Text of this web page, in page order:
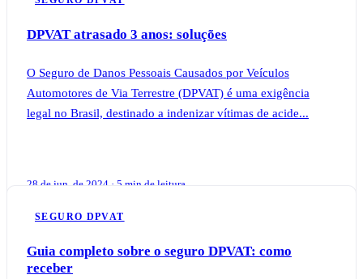
DPVAT atrasado 3 anos: soluções
O Seguro de Danos Pessoais Causados por Veículos
Automotores de Via Terrestre (DPVAT) é uma exigência
legal no Brasil, destinado a indenizar vítimas de acide...
28 de jun. de 2024 · 5 min de leitura
SEGURO DPVAT
Guia completo sobre o seguro DPVAT: como
receber